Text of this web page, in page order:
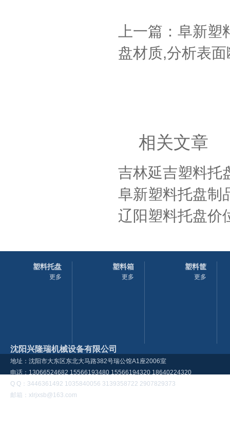
上一篇：阜新
盘材质,分析表
相关文章
吉林延吉塑料托
阜新塑料托盘制
辽阳塑料托盘价
塑料托盘
更多
塑料箱
更多
塑料筐
更多
沈阳兴隆瑞机械设备有限公司
地址：沈阳市大东区东北大马路382号瑞公馆A1座2006室
电话：13066524682 15566193480 15566194320 18640224320
Q Q：3446361492 1035840056 3139358722 2907829373
邮箱：xlrjxsb@163.com